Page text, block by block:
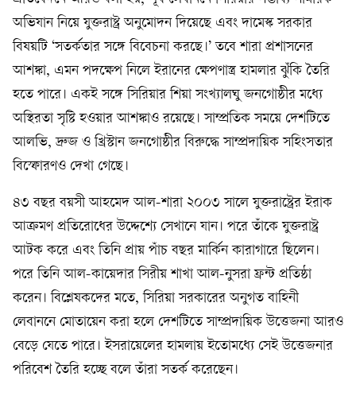
অভিযান নিয়ে যুক্তরাষ্ট্র অনুমোদন দিয়েছে এবং দামেস্ক সরকার
বিষয়টি ‘সতর্কতার সঙ্গে বিবেচনা করছে।’ তবে শারা প্রশাসনের
আশঙ্কা, এমন পদক্ষেপ নিলে ইরানের ক্ষেপণাস্ত্র হামলার ঝুঁকি তৈরি
হতে পারে। একই সঙ্গে সিরিয়ার শিয়া সংখ্যালঘু জনগোষ্ঠীর মধ্যে
অস্থিরতা সৃষ্টি হওয়ার আশঙ্কাও রয়েছে। সাম্প্রতিক সময়ে দেশটিতে
আলভি, দ্রুজ ও খ্রিস্টান জনগোষ্ঠীর বিরুদ্ধে সাম্প্রদায়িক সহিংসতার
বিস্ফোরণও দেখা গেছে।
৪৩ বছর বয়সী আহমেদ আল-শারা ২০০৩ সালে যুক্তরাষ্ট্রের ইরাক
আক্রমণ প্রতিরোধের উদ্দেশ্যে সেখানে যান। পরে তাঁকে যুক্তরাষ্ট্র
আটক করে এবং তিনি প্রায় পাঁচ বছর মার্কিন কারাগারে ছিলেন।
পরে তিনি আল-কায়েদার সিরীয় শাখা আল-নুসরা ফ্রন্ট প্রতিষ্ঠা
করেন। বিশ্লেষকদের মতে, সিরিয়া সরকারের অনুগত বাহিনী
লেবাননে মোতায়েন করা হলে দেশটিতে সাম্প্রদায়িক উত্তেজনা আরও
বেড়ে যেতে পারে। ইসরায়েলের হামলায় ইতোমধ্যে সেই উত্তেজনার
পরিবেশ তৈরি হচ্ছে বলে তাঁরা সতর্ক করেছেন।